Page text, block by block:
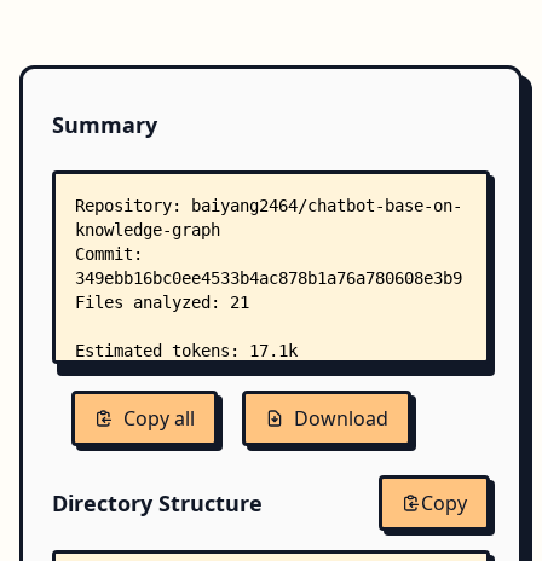
Summary
Copy all Download
Directory Structure Copy